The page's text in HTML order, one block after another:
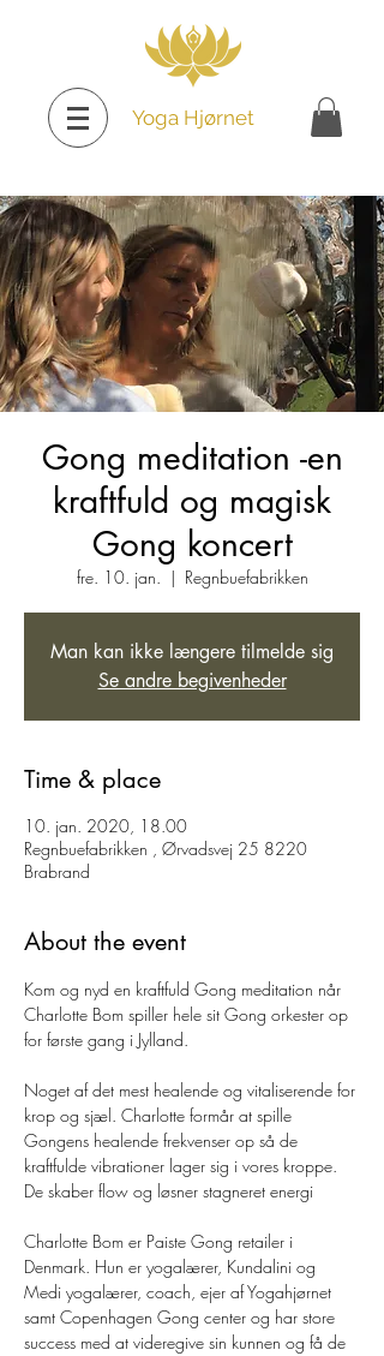
Yoga Hjørnet
Gong meditation -en
kraftfuld og magisk
Gong koncert
fre. 10. jan.
  |
Regnbuefabrikken
Man kan ikke længere tilmelde sig
Se andre begivenheder
Time & place
10. jan. 2020, 18.00
Regnbuefabrikken , Ørvadsvej 25 8220
Brabrand
About the event
Kom og nyd en kraftfuld Gong meditation når
Charlotte Bom spiller hele sit Gong orkester op
Noget af det mest healende og vitaliserende for
krop og sjæl. Charlotte formår at spille
Gongens healende frekvenser op så de
kraftfulde vibrationer lager sig i vores kroppe.
Charlotte Bom er Paiste Gong retailer i
Denmark. Hun er yogalærer, Kundalini og
Medi yogalærer, coach, ejer af Yogahjørnet
samt Copenhagen Gong center og har store
success med at videregive sin kunnen og få de